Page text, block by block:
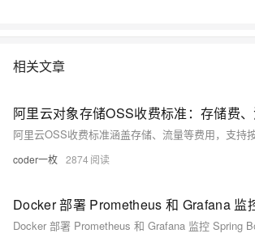
相关文章
coder一枚 2874
Docker 部署 Prometheus 和 Grafana 监控 Spring